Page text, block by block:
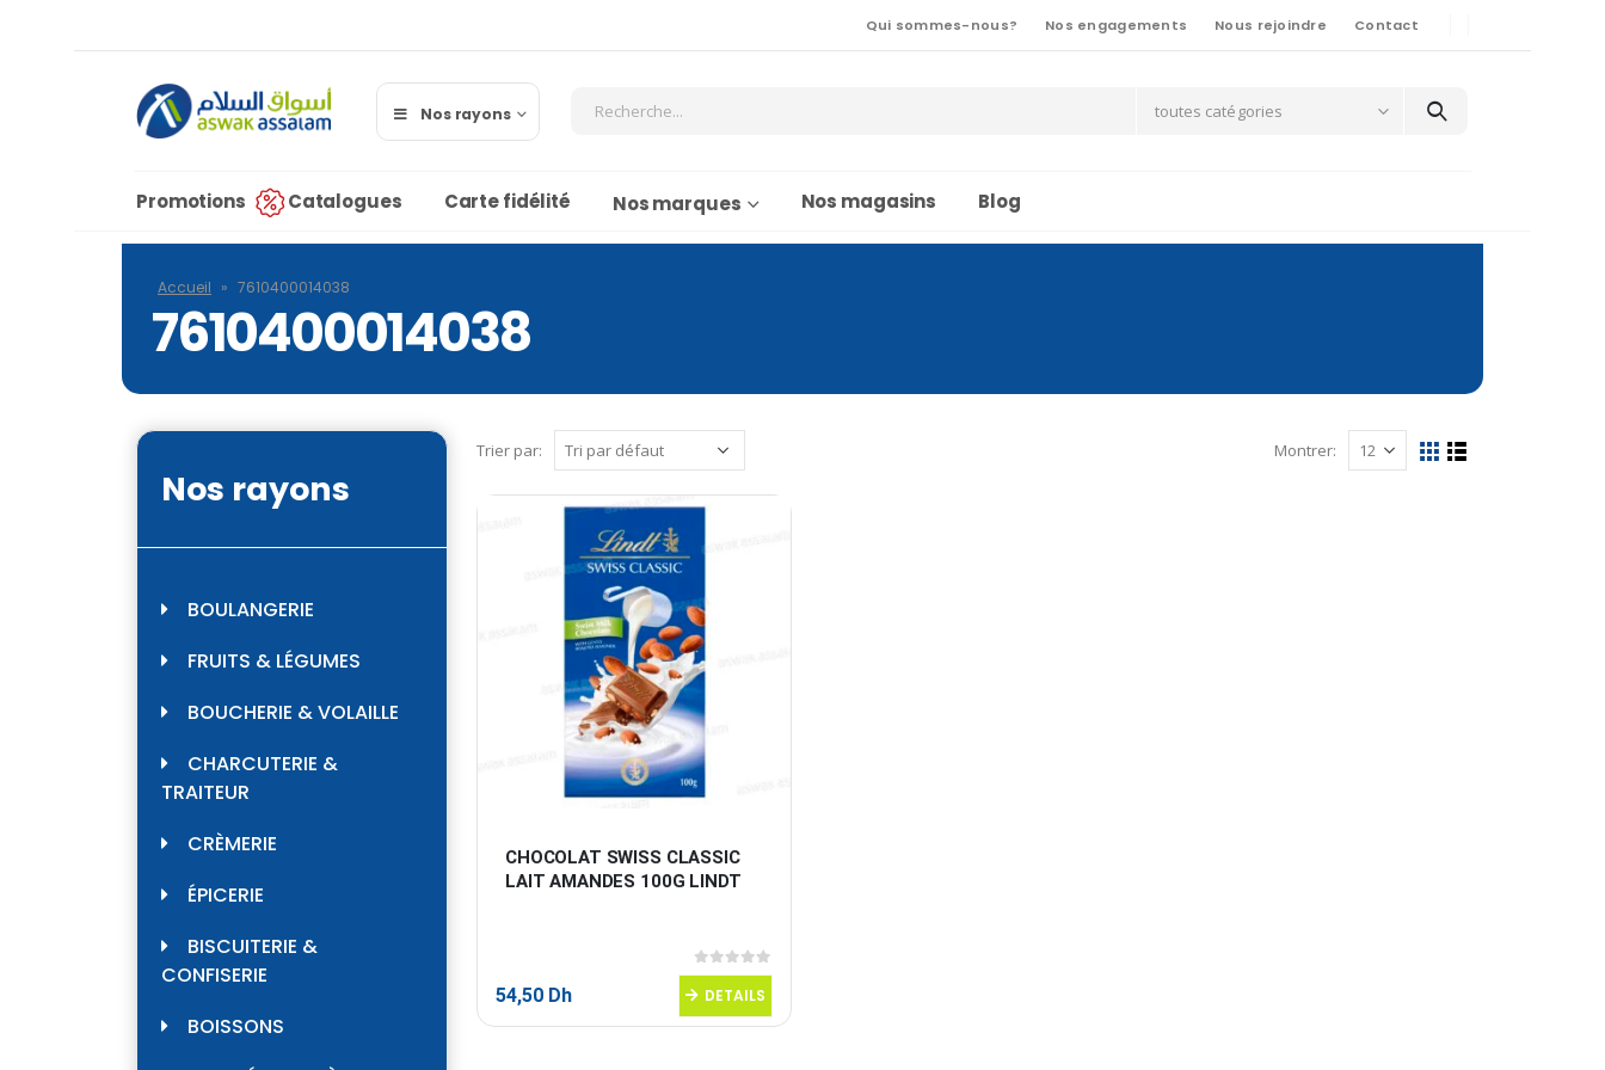
Qui sommes-nous? Nos engagements Nous rejoindre Contact
Nos rayons toutes catégories
Promotions Catalogues Carte fidélité Nos marques Nos magasins Blog
Accueil » 7610400014038
7610400014038
Trier par: Montrer:
CHOCOLAT SWISS CLASSIC
LAIT AMANDES 100G LINDT
0sur 5
54,50 Dh DETAILS
Nos rayons
BOULANGERIE
FRUITS & LÉGUMES
BOUCHERIE & VOLAILLE
CHARCUTERIE &
TRAITEUR
CRÈMERIE
ÉPICERIE
BISCUITERIE &
CONFISERIE
BOISSONS